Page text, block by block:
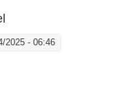
2025 - 06:46